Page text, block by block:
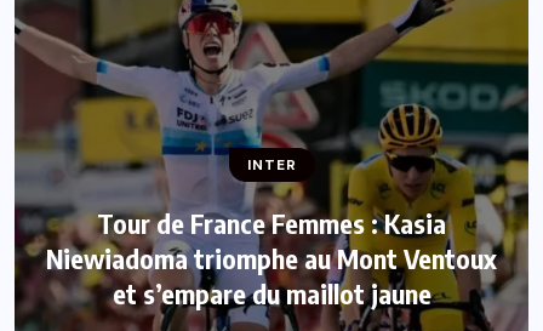
INTER
Tour de France Femmes : Kasia
Niewiadoma triomphe au Mont Ventoux
et s’empare du maillot jaune
INTER
Mercato : Le FC Barcelone s’offre Rodri
pour 50 millions d’euros